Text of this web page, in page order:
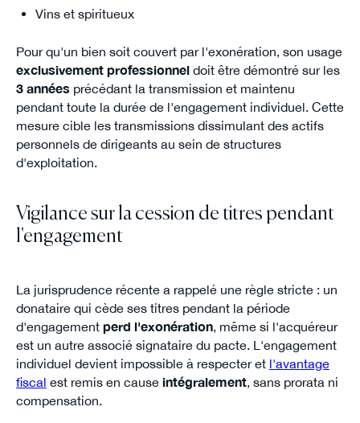
Vins et spiritueux
Pour qu'un bien soit couvert par l'exonération, son usage
exclusivement professionneldoit être démontré sur les
3 années précédant la transmission et maintenu
pendant toute la durée de l'engagement individuel. Cette
mesure cible les transmissions dissimulant des actifs
personnels de dirigeants au sein de structures
d'exploitation.
Vigilance sur la cession de titres pendant
l'engagement
La jurisprudence récente a rappelé une règle stricte : un
donataire qui cède ses titres pendant la période
d'engagement perd l'exonération, même si l'acquéreur
est un autre associé signataire du pacte. L'engagement
individuel devient impossible à respecter et l'avantage
fiscal est remis en cause intégralement, sans prorata ni
compensation.